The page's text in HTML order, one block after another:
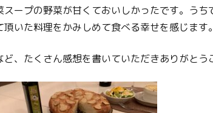
スープの野菜が甘くておいしかったです。う
頂いた料理をかみしめて食べる幸せを感じます。
ど、たくさん感想を書いていただきありがとう